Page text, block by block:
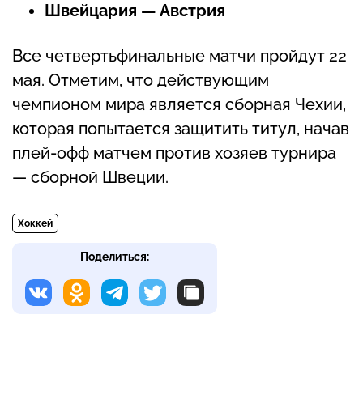
Швейцария — Австрия
Все четвертьфинальные матчи пройдут 22
мая. Отметим, что действующим
чемпионом мира является сборная Чехии,
которая попытается защитить титул, начав
плей-офф матчем против хозяев турнира
— сборной Швеции.
Хоккей
Поделиться: